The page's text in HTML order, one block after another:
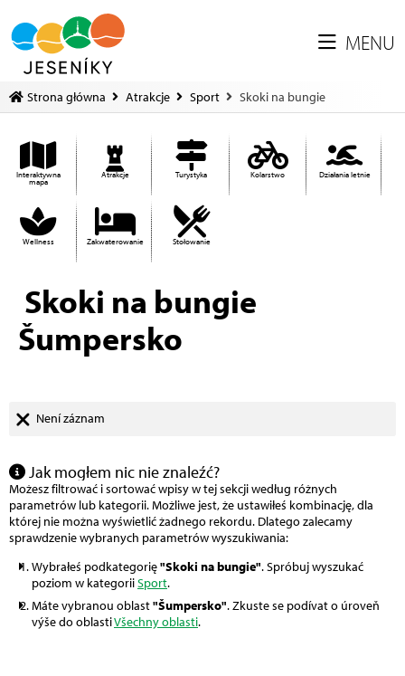
MENU
Strona główna Atrakcje Sport Skoki na bungie
Interaktywna
mapa
Atrakcje Turystyka Kolarstwo Działania letnie
Wellness Zakwaterowanie Stołowanie
Skoki na bungie
Šumpersko
Není záznam
Jak mogłem nic nie znaleźć?
Możesz filtrować i sortować wpisy w tej sekcji według różnych
parametrów lub kategorii. Możliwe jest, że ustawiłeś kombinację, dla
której nie można wyświetlić żadnego rekordu. Dlatego zalecamy
sprawdzenie wybranych parametrów wyszukiwania:
Wybrałeś podkategorię"Skoki na bungie". Spróbuj wyszukać
poziom w kategoriiSport.
Máte vybranou oblast"Šumpersko". Zkuste se podívat o úroveň
výše do oblastiVšechny oblasti.